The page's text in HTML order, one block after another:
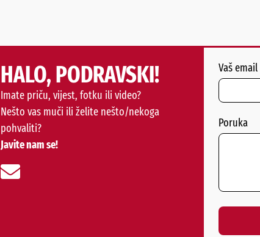
HALO, PODRAVSKI!
Imate priču, vijest, fotku ili video?
Nešto vas muči ili želite nešto/nekoga
pohvaliti?
Javite nam se!
Vaš email
Poruka